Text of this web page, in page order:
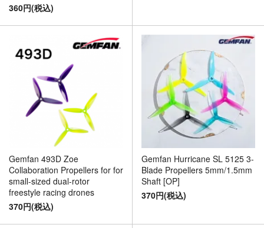
360円(税込)
Gemfan 493D Zoe
Collaboration Propellers for for
small-sized dual-rotor
freestyle racing drones
370円(税込)
Gemfan Hurricane SL 5125 3-
Blade Propellers 5mm/1.5mm
Shaft [OP]
370円(税込)